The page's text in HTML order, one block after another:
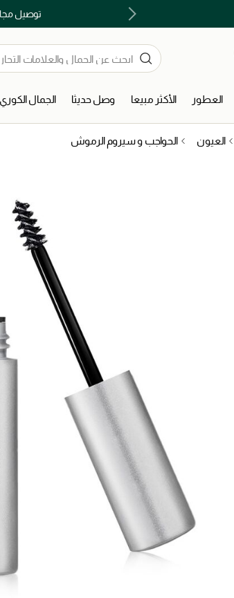
توصيل
العطور الأكثر مبيعا وصل حديثا الجمال الكوري
العيون الحواجب و سيروم الرموش